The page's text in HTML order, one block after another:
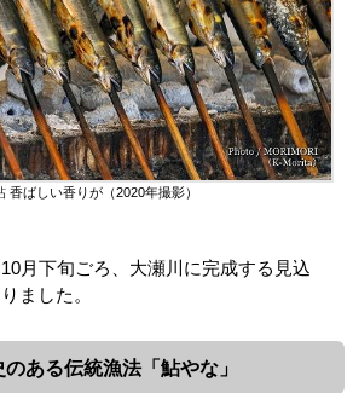
香ばしい香りが（2020年撮影）
月下旬ごろ、大瀬川に完成する見込
ました。
ある伝統漁法「鮎やな」